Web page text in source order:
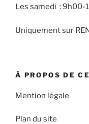
Les samedi : 9h00-
Uniquement sur
À PROPOS DE
Mention légale
Plan du site